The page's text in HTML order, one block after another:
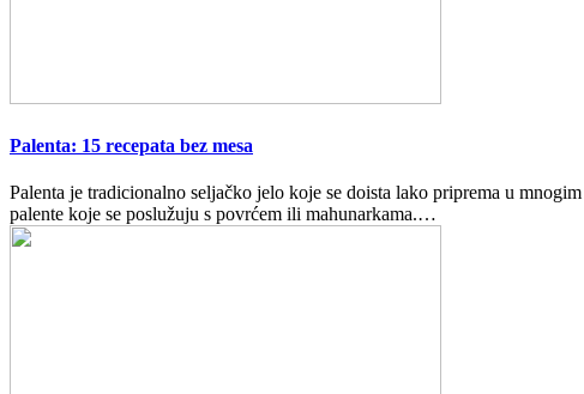
Palenta: 15 recepata bez mesa
Palenta je tradicionalno seljačko jelo koje se doista lako priprema u
palente koje se poslužuju s povrćem ili mahunarkama.…